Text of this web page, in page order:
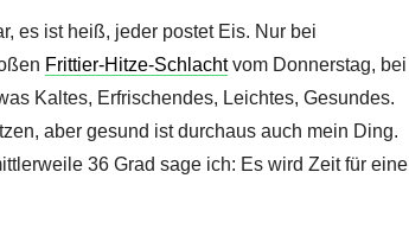
es ist heiß, jeder postet Eis. Nur bei
Frittier-Hitze-Schlachtvom Donnerstag, bei
Kaltes, Erfrischendes, Leichtes, Gesundes.
aber gesund ist durchaus auch mein Ding.
36 Grad sage ich: Es wird Zeit für eine